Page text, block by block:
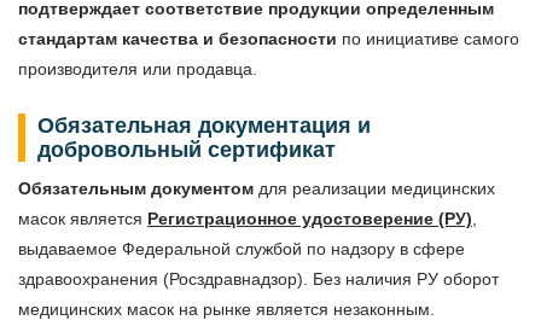
подтверждает соответствие продукции определенным
стандартам качества и безопасности по инициативе самого
производителя или продавца.
Обязательная документация и
добровольный сертификат
Обязательным документом для реализации медицинских
масок является Регистрационное удостоверение (РУ)
выдаваемое Федеральной службой по надзору в сфере
здравоохранения (Росздравнадзор). Без наличия РУ оборот
медицинских масок на рынке является незаконным.